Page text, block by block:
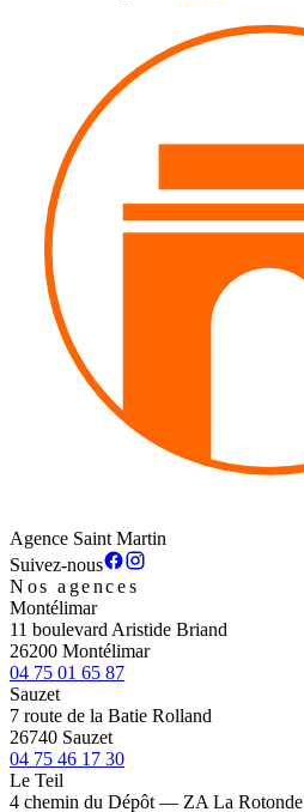
Agence Saint Martin
Suivez-nous
Nos agences
Montélimar
11 boulevard Aristide Briand
26200 Montélimar
04 75 01 65 87
Sauzet
7 route de la Batie Rolland
26740 Sauzet
04 75 46 17 30
Le Teil
4 chemin du Dépôt — ZA La Rotonde